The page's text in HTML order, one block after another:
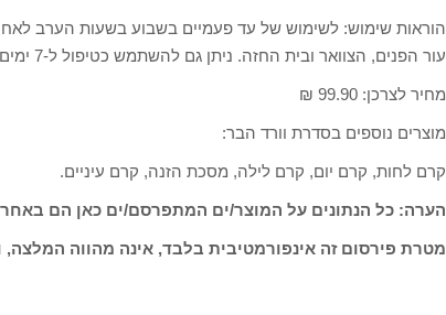
הוראות שימוש: לשימוש של עד פעמיים בשבוע בשעות הערב
עור הפנים, הצוואר ובית החזה. ניתן גם להשתמש כטיפול ל-7 ימים במקרים של עור יבש במיוחד (אמפולה לכל יום).
מחיר לצרכן: 99.90 ₪
מוצרים נוספים בסדרת וורד הבר:
קרם לחות, קרם יום, קרם לילה, מסכת הזנה, קרם עיניים.
הערה: כל הנתונים על המוצר/ים המתפרסם/ים כאן הם
מטרת פירסום זה אינפורמטיבית בלבד, אינה מהווה המלצה,